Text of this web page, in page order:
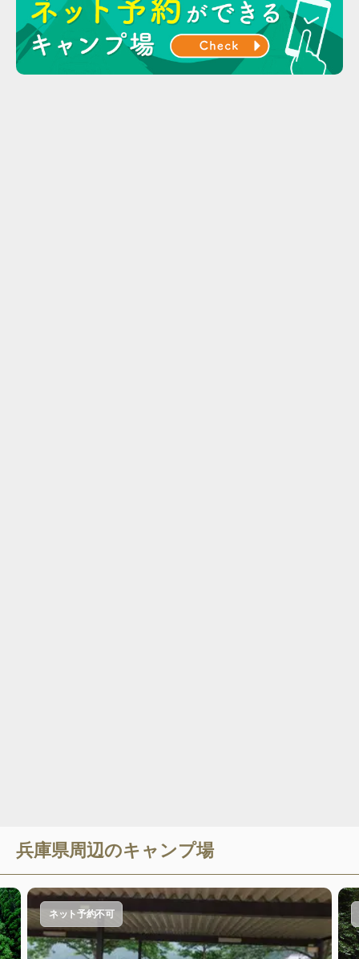
兵庫県周辺のキャンプ場
ネット予約不可